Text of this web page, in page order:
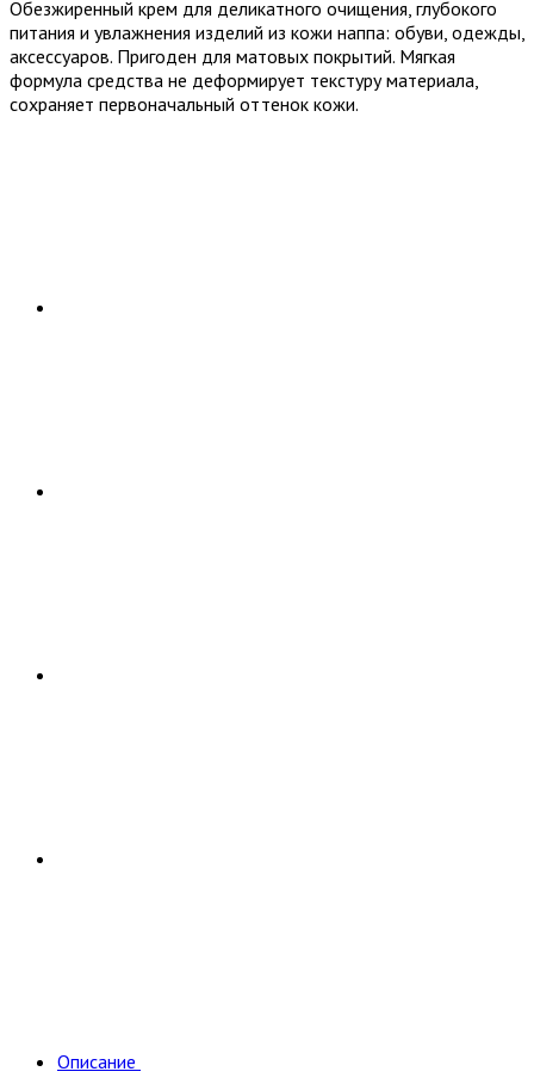
Обезжиренный крем для деликатного очищения, глубокого
питания и увлажнения изделий из кожи наппа: обуви, одежды,
аксессуаров. Пригоден для матовых покрытий. Мягкая
формула средства не деформирует текстуру материала,
сохраняет первоначальный оттенок кожи.
Описание